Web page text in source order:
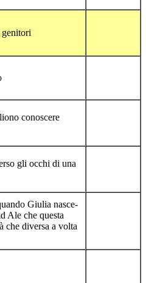
conoscere
gli occhi di una
Giulia nasce-
Ale che questa
che diversa a volta